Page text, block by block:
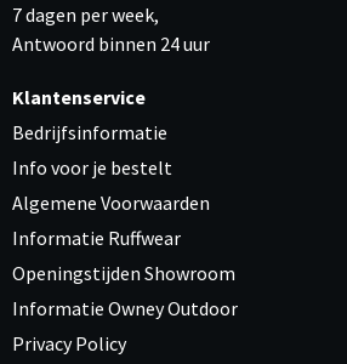
7 dagen per week,
Antwoord binnen 24 uur
Klantenservice
Bedrijfsinformatie
Info voor je bestelt
Algemene Voorwaarden
Informatie Ruffwear
Openingstijden Showroom
Informatie Owney Outdoor
Privacy Policy